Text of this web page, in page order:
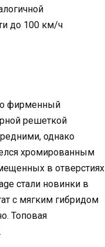
до 100 км/ч
фирменный
решеткой
однако
хромированным
в отверстиях
стали новинки в
с мягким гибридом
Топовая